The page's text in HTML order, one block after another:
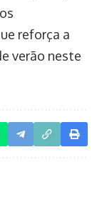
reforça a
verão neste